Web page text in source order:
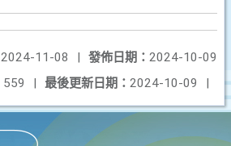
發佈日期： 2024-10-09
2024-11-08
|
最後更新日期： 2024-10-09 |
559 |